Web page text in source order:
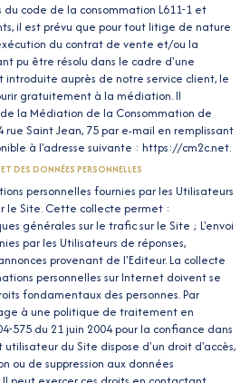
code de la consommation L611-1 et
il est prévu que pour tout litige de nature
du contrat de vente et/ou la
pu être résolu dans le cadre d'une
auprès de notre service client, le
gratuitement à la médiation. Il
la Médiation de la Consommation de
rue Saint Jean, 75 par e-mail en remplissant
à l'adresse suivante : https://cm2c.net.
DES DONNÉES PERSONNELLES
personnelles fournies par les Utilisateurs
le Site. Cette collecte permet :
générales sur le trafic sur le Site ; L'envoi
par les Utilisateurs de réponses,
provenant de l'Editeur. La collecte
personnelles sur Internet doivent se
fondamentaux des personnes. Par
à une politique de traitement en
575 du 21 juin 2004 pour la confiance dans
du Site dispose d'un droit d'accès,
ou de suppression aux données